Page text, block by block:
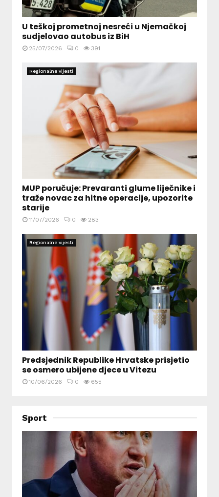
U teškoj prometnoj nesreći u Njemačkoj
sudjelovao autobus iz BiH
25/07/2026 0 391
Regionalne vijesti
MUP poručuje: Prevaranti glume liječnike i
traže novac za hitne operacije, upozorite
starije
11/07/2026 0 283
Regionalne vijesti
Predsjednik Republike Hrvatske prisjetio
se osmero ubijene djece u Vitezu
10/06/2026 0 655
Sport